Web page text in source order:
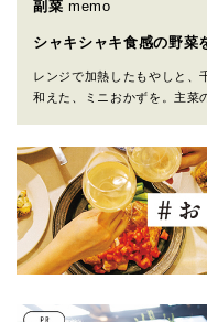
副菜 memo
シャキシャキ食感の野菜
レンジで加熱したもやしと、
和えた、ミニおかずを。主菜